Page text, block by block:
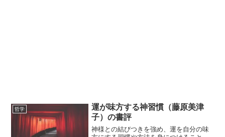
哲学
運が味方する神習慣（藤原美津
子）の書評
神様との結びつきを強め、運を自分の味